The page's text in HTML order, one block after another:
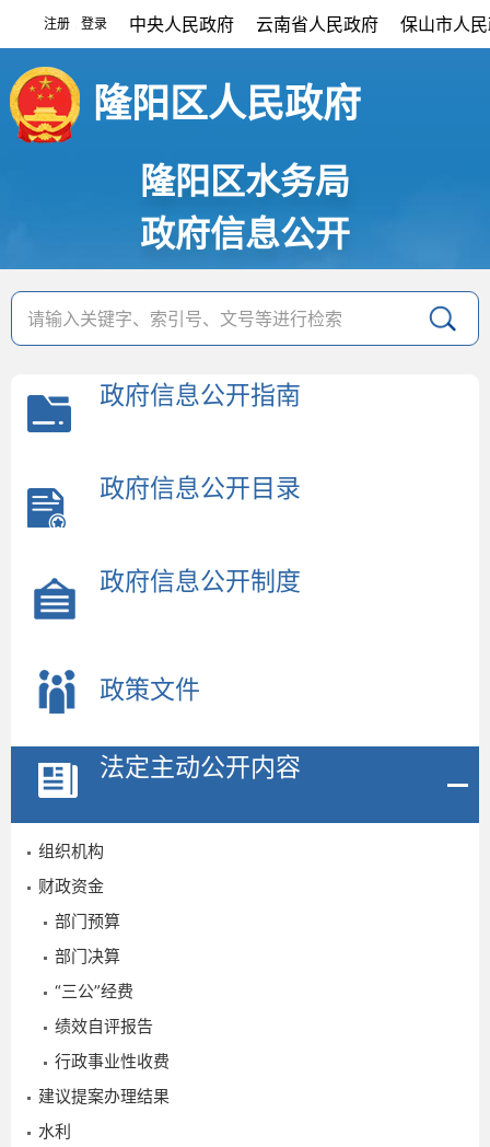
注册 登录 中央人民政府 云南省人民政府 保山市人
隆阳区人民政府
隆阳区水务局
政府信息公开
政府信息公开指南
政府信息公开目录
政府信息公开制度
政策文件
法定主动公开内容
组织机构
财政资金
部门预算
部门决算
“三公”经费
绩效自评报告
行政事业性收费
建议提案办理结果
水利